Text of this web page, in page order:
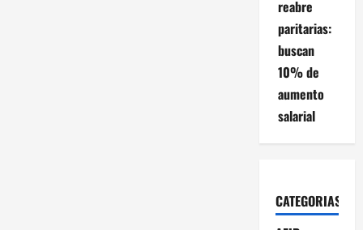
reabre
paritarias:
buscan
10% de
aumento
salarial
CATEGORIAS